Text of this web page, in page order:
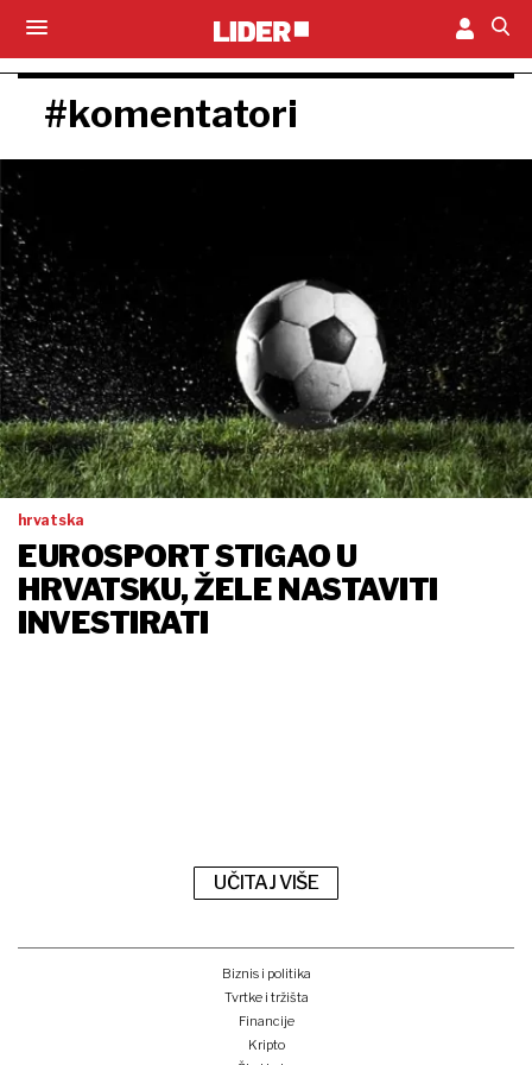
#komentatori
hrvatska
EUROSPORT STIGAO U
HRVATSKU, ŽELE NASTAVITI
INVESTIRATI
UČITAJ VIŠE
Biznis i politika
Tvrtke i tržišta
Financije
Kripto